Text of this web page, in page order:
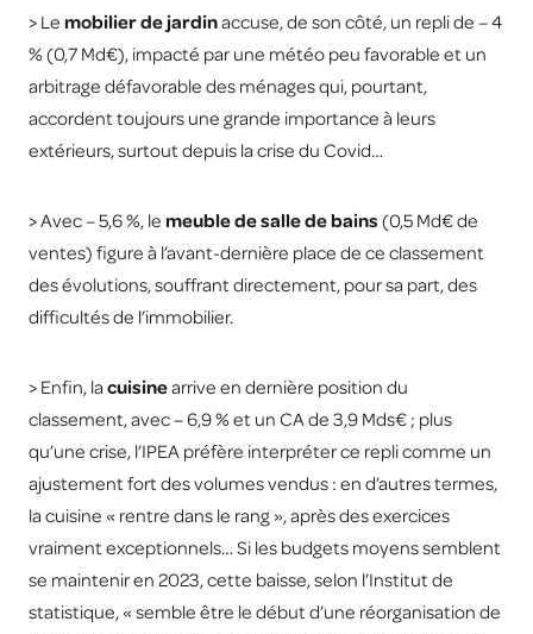
> Le mobilier de jardinaccuse, de son côté, un repli de – 4
% (0,7 Md€), impacté par une météo peu favorable et un
arbitrage défavorable des ménages qui, pourtant,
accordent toujours une grande importance à leurs
extérieurs, surtout depuis la crise du Covid…
> Avec – 5,6 %, le meuble de salle de bains (0,5 Md€ de
ventes) figure à l’avant-dernière place de ce classement
des évolutions, souffrant directement, pour sa part, des
difficultés de l’immobilier.
> Enfin, la cuisinearrive en dernière position du
classement, avec – 6,9 % et un CA de 3,9 Mds€ ; plus
qu’une crise, l’IPEA préfère interpréter ce repli comme un
ajustement fort des volumes vendus : en d’autres termes,
la cuisine « rentre dans le rang », après des exercices
vraiment exceptionnels… Si les budgets moyens semblent
se maintenir en 2023, cette baisse, selon l’Institut de
statistique, « semble être le début d’une réorganisation de